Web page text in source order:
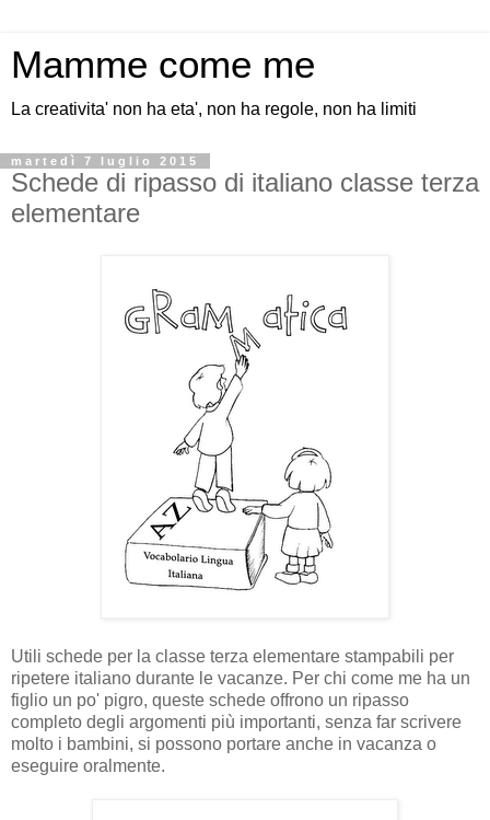
Mamme come me
La creativita' non ha eta', non ha regole, non ha limiti
martedì 7 luglio 2015
Schede di ripasso di italiano classe terza
elementare
Utili schede per la classe terza elementare stampabili per
ripetere italiano durante le vacanze. Per chi come me ha un
figlio un po' pigro, queste schede offrono un ripasso
completo degli argomenti più importanti, senza far scrivere
molto i bambini, si possono portare anche in vacanza o
eseguire oralmente.